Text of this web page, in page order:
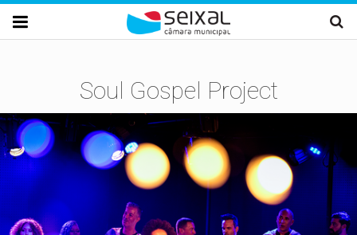
Passar para o conteúdo principal

Soul Gospel Project